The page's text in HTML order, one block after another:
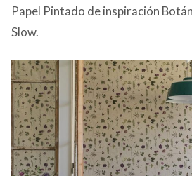
CONTACTO
Papel Pintado de inspiración
Slow.